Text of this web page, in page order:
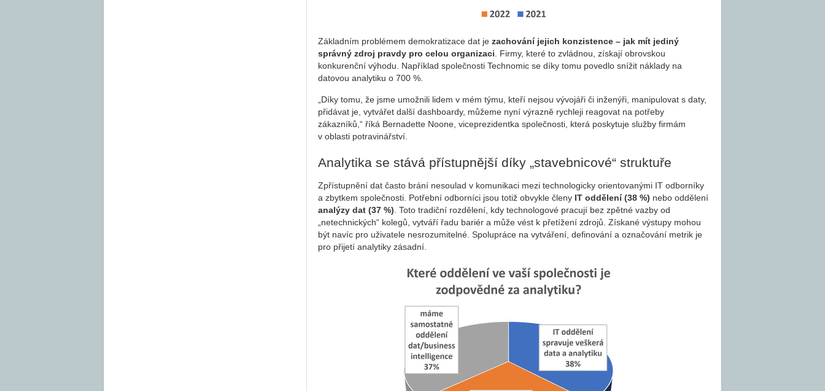
Základním problémem demokratizace dat je zachování jejich konzistence – jak mít jediný
správný zdroj pravdy pro celou organizaci. Firmy, které to zvládnou, získají obrovskou
konkurenční výhodu. Například společnosti Technomic se díky tomu povedlo snížit náklady na
datovou analytiku o 700 %.
„Díky tomu, že jsme umožnili lidem v mém týmu, kteří nejsou vývojáři či inženýři, manipulovat s daty,
přidávat je, vytvářet další dashboardy, můžeme nyní výrazně rychleji reagovat na potřeby
zákazníků,“ říká Bernadette Noone, viceprezidentka společnosti, která poskytuje služby firmám
v oblasti potravinářství.
Analytika se stává přístupnější díky „stavebnicové“ struktuře
Zpřístupnění dat často brání nesoulad v komunikaci mezi technologicky orientovanými IT odborníky
a zbytkem společnosti. Potřební odborníci jsou totiž obvykle členy IT oddělení (38 %) nebo oddělení
analýzy dat (37 %). Toto tradiční rozdělení, kdy technologové pracují bez zpětné vazby od
„netechnických“ kolegů, vytváří řadu bariér a může vést k přetížení zdrojů. Získané výstupy mohou
být navíc pro uživatele nesrozumitelné. Spolupráce na vytváření, definování a označování metrik je
pro přijetí analytiky zásadní.